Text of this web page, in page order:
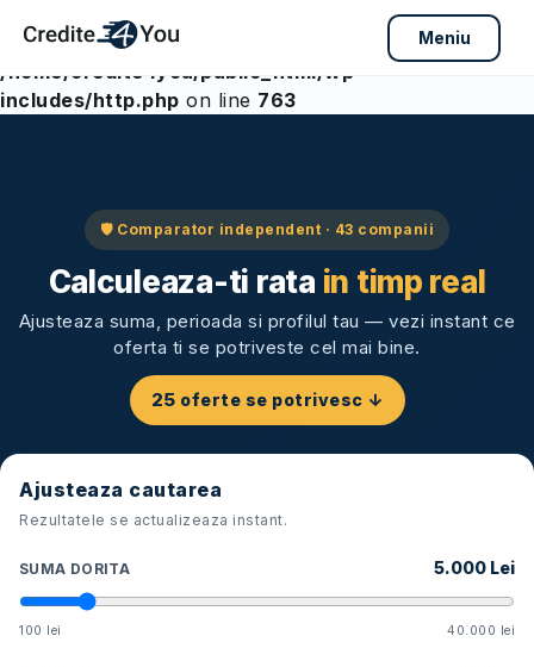
Warning: Array to string conversion in
/home/credite4you/public_html/wp-
includes/http.php on line 763
Meniu
🛡 Comparator independent · 43 companii
Calculeaza-ti rata in timp real
Ajusteaza suma, perioada si profilul tau — vezi instant ce
oferta ti se potriveste cel mai bine.
25 oferte se potrivesc ↓
Ajusteaza cautarea
Rezultatele se actualizeaza instant.
SUMA DORITA 5.000 Lei
100 lei 40.000 lei